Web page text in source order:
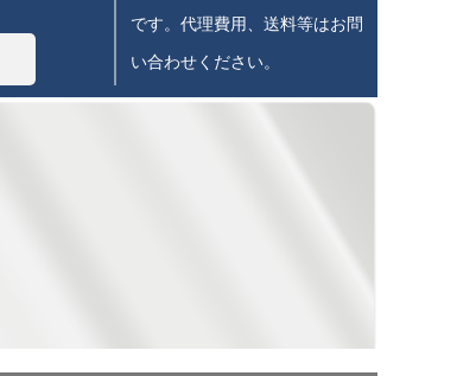
です。代理費用、送料等はお問
い合わせください。